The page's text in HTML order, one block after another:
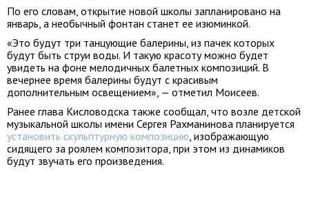
По его словам, открытие новой школы запланировано на
январь, а необычный фонтан станет ее изюминкой.
«Это будут три танцующие балерины, из пачек которых
будут быть струи воды. И такую красоту можно будет
увидеть на фоне мелодичных балетных композиций. В
вечернее время балерины будут с красивым
дополнительным освещением», — отметил Моисеев.
Ранее глава Кисловодска также сообщал, что возле детской
музыкальной школы имени Сергея Рахманинова планируется
установить скульптурную композицию, изображающую
сидящего за роялем композитора, при этом из динамиков
будут звучать его произведения.